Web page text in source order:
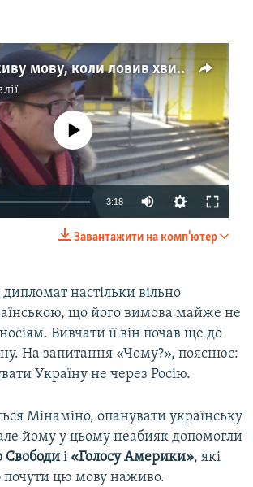
«Слухав живу мову, коли ловив хвилі Радіо Свобода» – Дайсуке Мінаміно
source currently available
3:18
Завантажити на комп'ютер
настільки вільно
що його вимова майже не
носіям. Вивчати її він почав ще до
На запитання «Чому?», пояснює:
Україну не через Росію.
Мінаміно, опанувати українську
йому у цьому неабияк допомогли
Свободи і «Голосу Америки», які
почути цю мову наживо.